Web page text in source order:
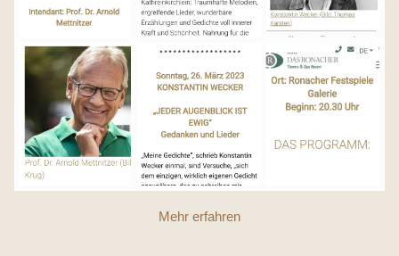
Mehr erfahren